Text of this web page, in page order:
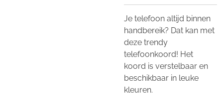
Je telefoon altijd binnen
handbereik? Dat kan met
deze trendy
telefoonkoord! Het
koord is verstelbaar en
beschikbaar in leuke
kleuren.